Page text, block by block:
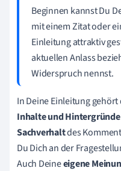
Beginnen kannst Du
mit einem Zitat oder
Einleitung attraktiv
aktuellen Anlass
Widerspruch nennst.
In Deine Einleitung gehört
Inhalte und
Sachverhaltdes
Du Dich an der
Auch Deineeigene